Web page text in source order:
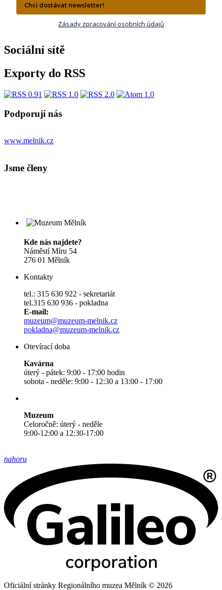
Chci dostávat newsletter!
Zásady zpracování osobních údajů
Sociální sítě
Exporty do RSS
Podporují nás
www.melnik.cz
Jsme členy
Kde nás najdete?
Náměstí Míru 54
276 01 Mělník
Kontakty
tel.: 315 630 922 - sekretariát
tel.315 630 936 - pokladna
E-mail:
muzeum@muzeum-melnik.cz
pokladna@muzeum-melnik.cz
Otevírací doba
Kavárna
úterý - pátek: 9:00 - 17:00 hodin
sobota - neděle: 9:00 - 12:30 a 13:00 - 17:00
Muzeum
Celoročně: úterý - neděle
9:00-12:00 a 12:30-17:00
nahoru
Oficiální stránky Regionálního muzea Mělník © 2026